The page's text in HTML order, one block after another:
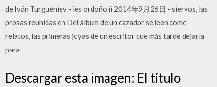
de Iván Turguéniev - ies ordoño ii 2014年9月26日 - siervos, las
prosas reunidas en Del álbum de un cazador se leen como
relatos, las primeras joyas de un escritor que más tarde dejaría
para.
Descargar esta imagen: El título